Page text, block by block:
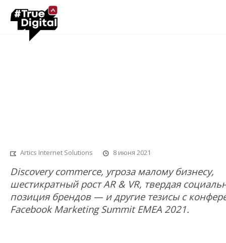
Artics Internet Solutions 8 июня 2021
Discovery commerce, угроза малому бизнесу,
шестикратный рост AR & VR, твердая
позиция брендов — и другие тезисы с
Facebook Marketing Summit EMEA 2021.